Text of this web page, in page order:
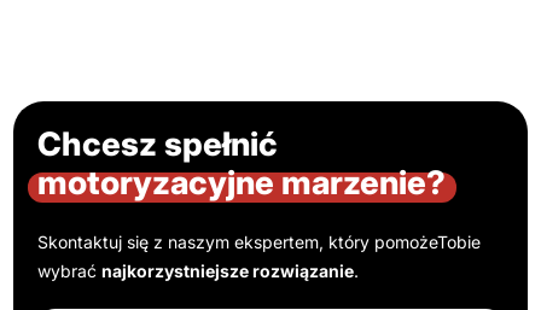
Chcesz spełnić
motoryzacyjne marzenie?
Skontaktuj się z naszym ekspertem, który pomożeTobie
wybraćnajkorzystniejsze rozwiązanie.